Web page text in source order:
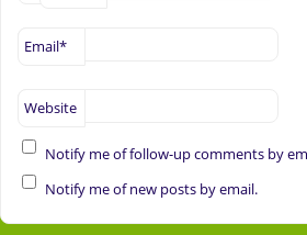
Email*
Website
Notify me of follow-up comments by
Notify me of new posts by email.